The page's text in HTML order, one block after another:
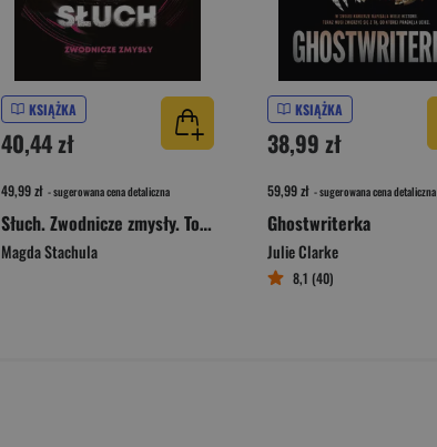
KSIĄŻKA
40,44 zł
49,99 zł - sugerowana cena detaliczna
Słuch. Zwodnicze zmysły. Tom 2
Magda Stachula
KSIĄŻKA
38,99 zł
59,99 zł - sugerowana cena detaliczna
Ghostwriterka
Julie Clarke
8,1 (40)